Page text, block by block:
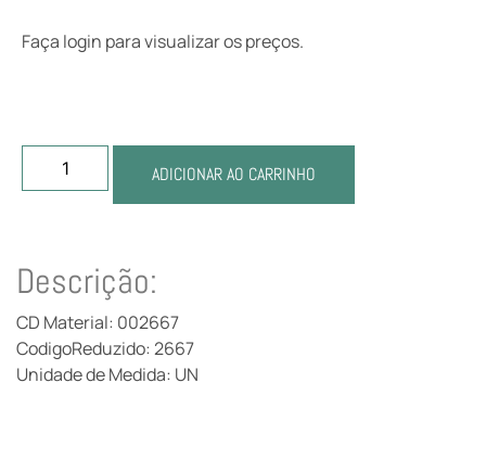
Faça login para visualizar os preços.
ADICIONAR AO CARRINHO
Descrição:
CD Material: 002667
CodigoReduzido: 2667
Unidade de Medida: UN